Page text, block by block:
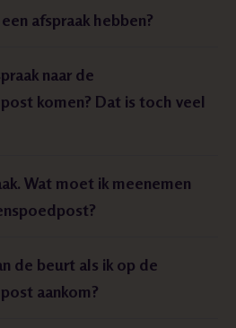
afspraak hebben?
naar de
komen? Dat is toch veel
Wat moet ik meenemen
de beurt als ik op de
aankom?